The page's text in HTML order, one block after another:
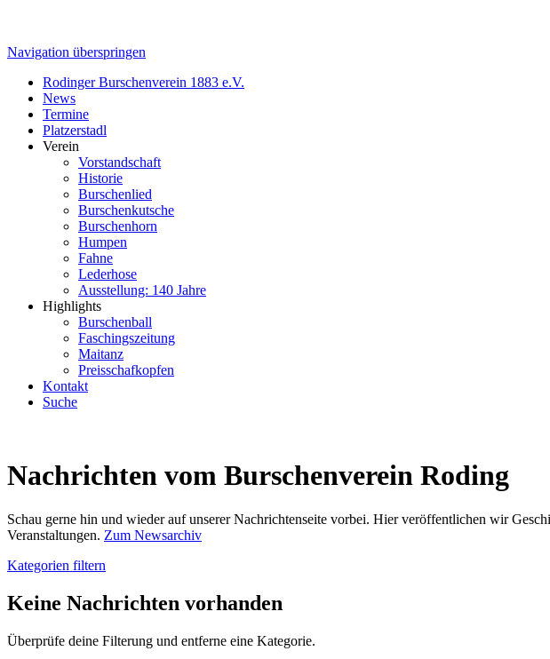
Navigation überspringen
Rodinger Burschenverein 1883 e.V.
News
Termine
Platzerstadl
Verein
Vorstandschaft
Historie
Burschenlied
Burschenkutsche
Burschenhorn
Humpen
Fahne
Lederhose
Ausstellung: 140 Jahre
Highlights
Burschenball
Faschingszeitung
Maitanz
Preisschafkopfen
Kontakt
Suche
Nachrichten vom Burschenverein Roding
Schau gerne hin und wieder auf unserer Nachrichtenseite vorbei. Hier veröffentlichen wir
Veranstaltungen. Zum Newsarchiv
Kategorien filtern
Keine Nachrichten vorhanden
Überprüfe deine Filterung und entferne eine Kategorie.